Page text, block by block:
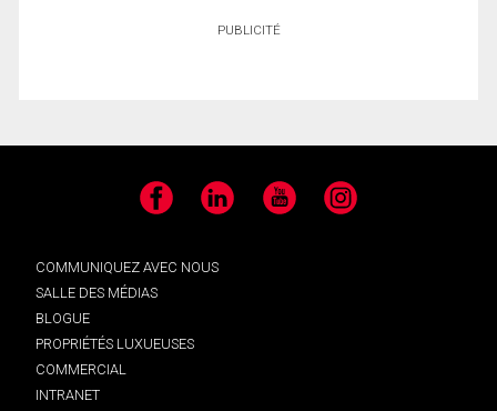
PUBLICITÉ
Facebook LinkedIn YouTube Instagram
COMMUNIQUEZ AVEC NOUS
SALLE DES MÉDIAS
BLOGUE
PROPRIÉTÉS LUXUEUSES
COMMERCIAL
INTRANET